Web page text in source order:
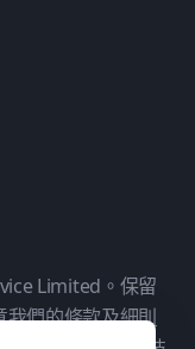
Limited。保留
我們的條款及細則